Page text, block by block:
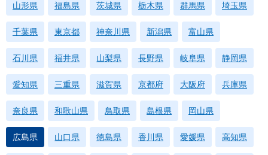
山形県 福島県 茨城県 栃木県 群馬県 埼玉県
千葉県 東京都 神奈川県 新潟県 富山県
石川県 福井県 山梨県 長野県 岐阜県 静岡県
愛知県 三重県 滋賀県 京都府 大阪府 兵庫県
奈良県 和歌山県 鳥取県 島根県 岡山県
広島県 山口県 徳島県 香川県 愛媛県 高知県